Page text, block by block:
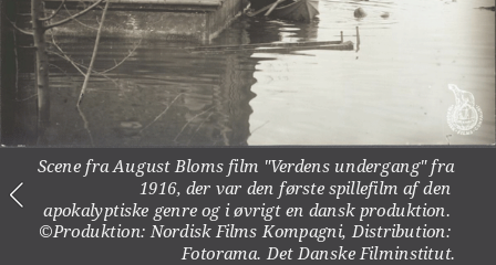
Scene fra August Bloms film "Verdens undergang" fra
1916, der var den første spillefilm af den
apokalyptiske genre og i øvrigt en dansk produktion.
©Produktion: Nordisk Films Kompagni, Distribution:
Fotorama. Det Danske Filminstitut.